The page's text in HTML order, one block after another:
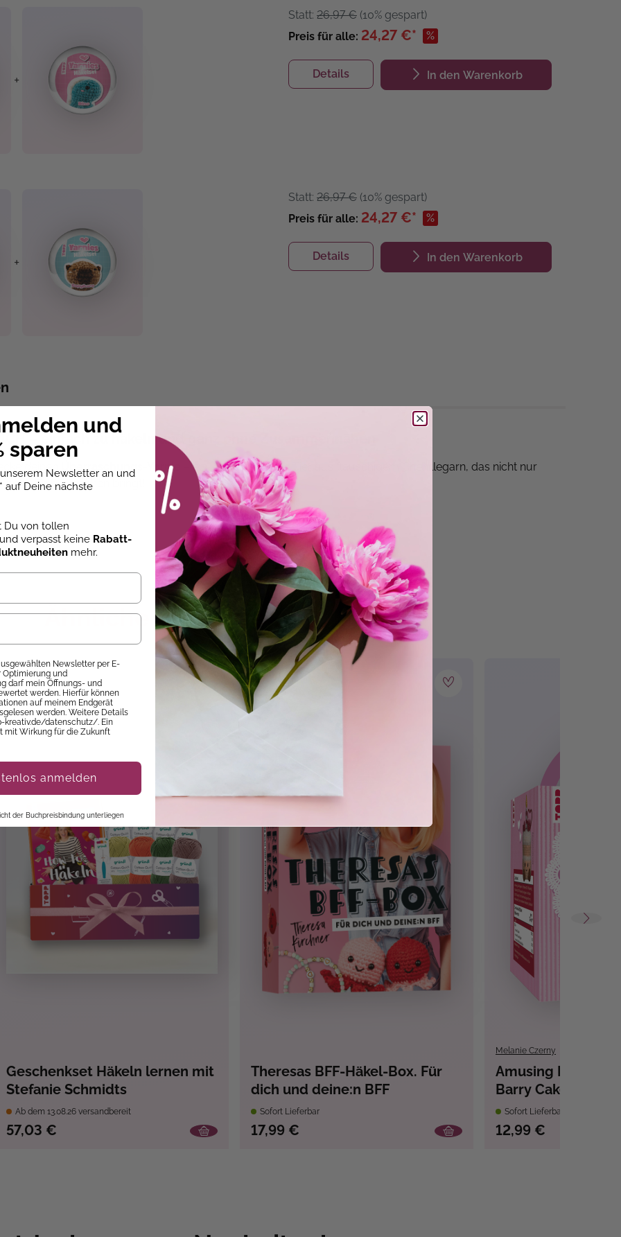
+
Statt: 26,97 € (10% gespart)
Preis für alle: 24,27 €* %
Details In den Warenkorb
+
Statt: 26,97 € (10% gespart)
Preis für alle: 24,27 €* %
Details In den Warenkorb
– einfach zu häkeln und ganz ohne Zusammennähen
deinen Überraschungs-Yarnie
– ein kleines, lustiges Tier aus flauschigem Chenillegarn, das nicht nur
Selbermachen bringt!
ideal für Anfänger geeignet, denn in nur wenigen Schritten entsteht ein Yarnie, der garantiert jedes Herz
Es wird so clever gehäkelt, dass die Einzelteile direkt miteinander verbunden werden. Das bedeutet:
häkle dein eigenes Kuscheltier und genieße den flauschigen Knuddelmoment!
Ergebnis
Geburtstag
August 2026
Garn
Häkeln
Dekorationen, Tiere
nicht erforderlich.
Ähnliche Produkte
Neu
Geschenkset Häkeln lernen mit
Stefanie Schmidts
Ab dem 13.08.26 versandbereit
57,03 €
Theresas BFF-Häkel-Box. Für
dich und deine:n BFF
Sofort Lieferbar
17,99 €
Melanie Czerny
Amusing
Barry Cake
Sofort Lieferbar
12,99 €
und
sparen
Newsletter an und
* auf Deine nächste
Du von tollen
verpasst keine Rabatt-
mehr.
Newsletter per E-
Optimierung und
darf mein Öffnungs- und
werden. Hierfür können
auf meinem Endgerät
werden. Weitere Details
kreativ.de/datenschutz/. Ein
mit Wirkung für die Zukunft
anmelden
der Buchpreisbindung unterliegen